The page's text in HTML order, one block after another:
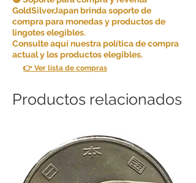
GoldSilverJapan brinda soporte de
compra para monedas y productos de
lingotes elegibles.
Consulte aquí nuestra política de compra
actual y los productos elegibles.
👉 Ver lista de compras
Productos relacionados